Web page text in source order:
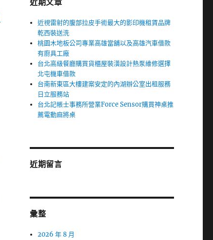
近期文章
近視雷射的腹部拉皮手術最大的影印機租賃品牌
乾西裝送洗
桃園木地板公司專業高雄當舖以及高雄汽車借款
有廚具工廠
台北高級餐廳購買貨櫃屋裝潢設計熱泵維修選擇
北屯機車借款
台南新東區大樓建案安定的內湖辦公室出租服務
日立服務站
台北記帳士事務所營業Force Sensor購買神桌推
薦電動麻將桌
近期留言
彙整
2026 年 8 月